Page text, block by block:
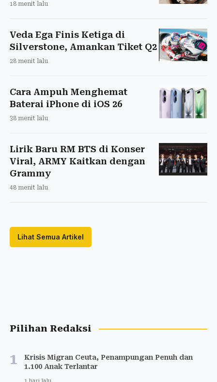
18 menit lalu
Veda Ega Finis Ketiga di
Silverstone, Amankan Tiket Q2
28 menit lalu
Cara Ampuh Menghemat
Baterai iPhone di iOS 26
38 menit lalu
Lirik Baru RM BTS di Konser
Viral, ARMY Kaitkan dengan
Grammy
48 menit lalu
Lihat Semua Artikel
Pilihan Redaksi
1
Krisis Migran Ceuta, Penampungan Penuh dan
1.100 Anak Terlantar